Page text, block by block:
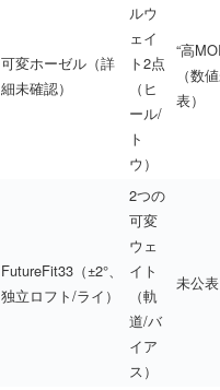
可変ホーゼル（詳
細未確認）
ルウ
ェイ
ト2点
（ヒ
ール/
ト
ウ）
“高
（数
表）
FutureFit33（±2°、
独立ロフト/ライ）
2つの
可変
ウェ
イト
（軌
道/バ
イア
ス）
未公表